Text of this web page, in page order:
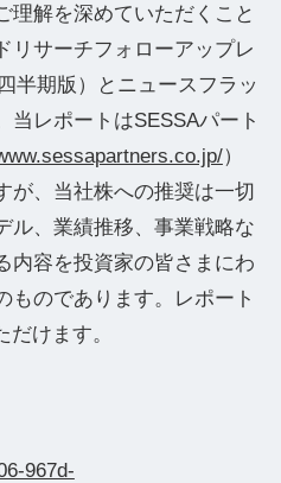
理解を深めていただくこと
リサーチフォローアップレ
半期版）とニュースフラッ
当レポートはSESSAパート
）
が、当社株への推奨は一切
ル、業績推移、事業戦略な
内容を投資家の皆さまにわ
ものであります。レポート
けます。
967d-